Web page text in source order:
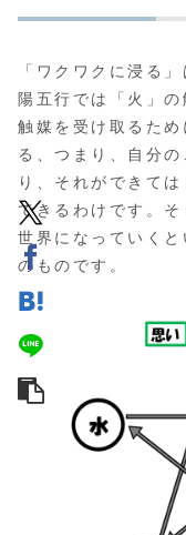
「ワクワクに浸る
陽五行では「火」
触媒を受け取るた
る、つまり、自分
り、それができて
できるわけです。
世界になっていく
のものです。